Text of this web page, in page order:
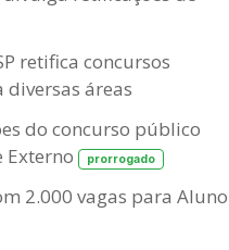
retifica concursos
áreas
do concurso público
Externo
prorrogado
2.000 vagas para